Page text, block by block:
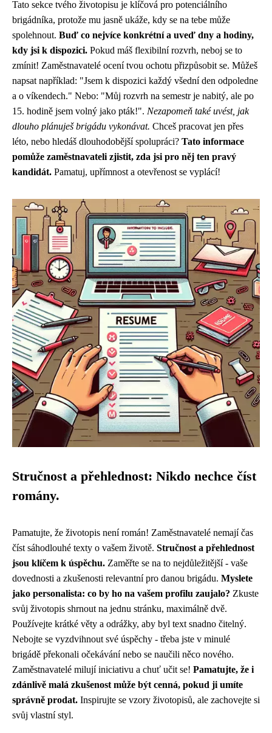
Tato sekce tvého životopisu je klíčová pro potenciálního
brigádníka, protože mu jasně ukáže, kdy se na tebe může
spolehnout. Buď co nejvíce konkrétní a uveď dny a hodiny,
kdy jsi k dispozici. Pokud máš flexibilní rozvrh, neboj se to
zmínit! Zaměstnavatelé ocení tvou ochotu přizpůsobit se. Můžeš
napsat například: "Jsem k dispozici každý všední den odpoledne
a o víkendech." Nebo: "Můj rozvrh na semestr je nabitý, ale po
15. hodině jsem volný jako pták!". Nezapomeň také uvést, jak
dlouho plánuješ brigádu vykonávat. Chceš pracovat jen přes
léto, nebo hledáš dlouhodobější spolupráci? Tato informace
pomůže zaměstnavateli zjistit, zda jsi pro něj ten pravý
kandidát. Pamatuj, upřímnost a otevřenost se vyplácí!
Stručnost a přehlednost: Nikdo nechce číst
romány.
Pamatujte, že životopis není román! Zaměstnavatelé nemají čas
číst sáhodlouhé texty o vašem životě. Stručnost a přehlednost
jsou klíčem k úspěchu. Zaměřte se na to nejdůležitější - vaše
dovednosti a zkušenosti relevantní pro danou brigádu. Myslete
jako personalista: co by ho na vašem profilu zaujalo? Zkuste
svůj životopis shrnout na jednu stránku, maximálně dvě.
Používejte krátké věty a odrážky, aby byl text snadno čitelný.
Nebojte se vyzdvihnout své úspěchy - třeba jste v minulé
brigádě překonali očekávání nebo se naučili něco nového.
Zaměstnavatelé milují iniciativu a chuť učit se! Pamatujte, že i
zdánlivě malá zkušenost může být cenná, pokud ji umíte
správně prodat. Inspirujte se vzory životopisů, ale zachovejte si
svůj vlastní styl.